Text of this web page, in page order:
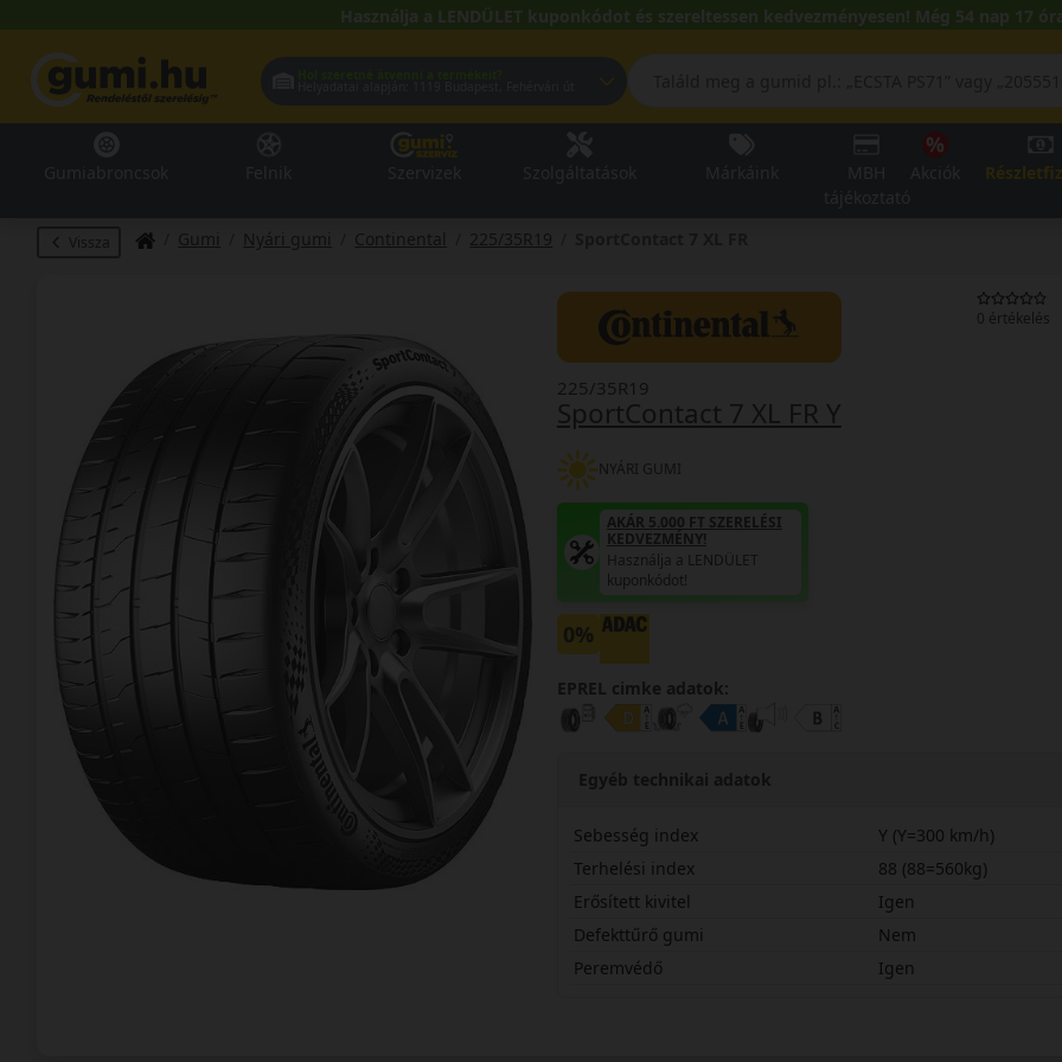
Használja a LENDÜLET kuponkódot és szereltessen kedvezményesen! Még 54 nap 17
Vissza Gumi Nyári gumi Continental 225/35R19
0 értékelés
SportContact 7 XL FR Y
225/35R19
NYÁRI GUMI
AKÁR 5.000 FT SZERELÉSI
KEDVEZMÉNY!
Használja a LENDÜLET
kuponkódot!
0%
EPREL cimke adatok:
Egyéb technikai adatok
Sebesség index
Y (Y=300 km/h)
Terhelési index
88 (88=560kg)
Erősített kivitel
Igen
Defekttűrő gumi
Nem
Peremvédő
Igen